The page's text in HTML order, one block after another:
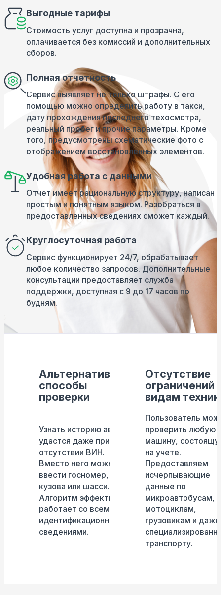
Выгодные тарифы
Стоимость услуг доступна и прозрачна,
оплачивается без комиссий и дополнительных
сборов.
Полная отчетность
Сервис выявляет не только штрафы. С его
помощью можно определить работу в такси,
дату прохождения последнего техосмотра,
реальный пробег и прочие параметры. Кроме
того, предусмотрены схематические фото с
отображением восстановленных элементов.
Удобная работа с данными
Отчет имеет рациональную структуру, написан
простым и понятным языком. Разобраться в
предоставленных сведениях сможет каждый.
Круглосуточная работа
Сервис функционирует 24/7, обрабатывает
любое количество запросов. Дополнительные
консультации предоставляет служба
поддержки, доступная с 9 до 17 часов по
будням.
Альтернативные
способы
проверки
Узнать историю авто
удастся даже при
отсутствии ВИН.
Вместо него можно
ввести госномер, код
кузова или шасси.
Алгоритм эффективно
работает со всеми
идентификационными
сведениями.
Отсутствие
ограничений
видам
Пользователь
проверить любую
машину,
на учете.
Предоставляем
исчерпывающие
данные по
микроавтобусам,
мотоциклам,
грузовикам и даже
транспорту.